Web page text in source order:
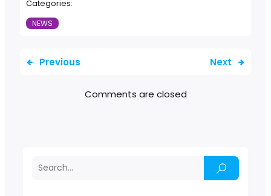
Categories:
NEWS
Previous Next
Comments are closed